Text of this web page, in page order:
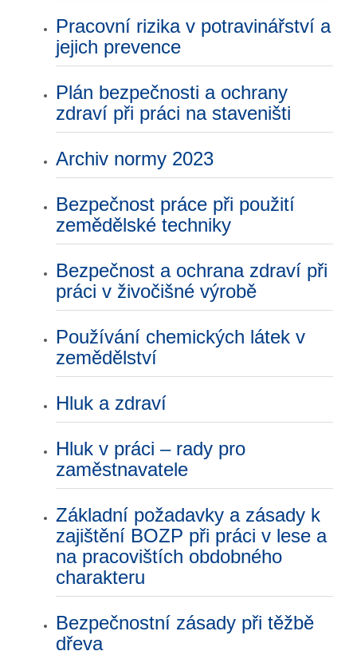
Pracovní rizika v potravinářství a
jejich prevence
Plán bezpečnosti a ochrany
zdraví při práci na staveništi
Archiv normy 2023
Bezpečnost práce při použití
zemědělské techniky
Bezpečnost a ochrana zdraví při
práci v živočišné výrobě
Používání chemických látek v
zemědělství
Hluk a zdraví
Hluk v práci – rady pro
zaměstnavatele
Základní požadavky a zásady k
zajištění BOZP při práci v lese a
na pracovištích obdobného
charakteru
Bezpečnostní zásady při těžbě
dřeva